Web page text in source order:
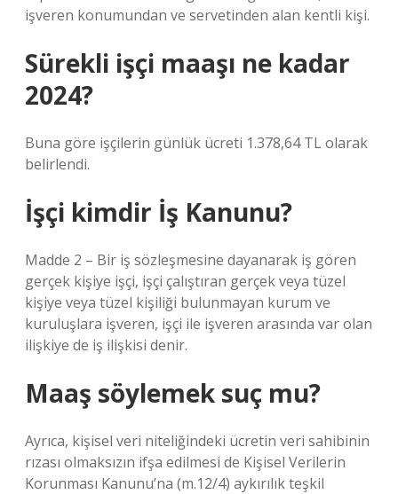
işveren konumundan ve servetinden alan kentli kişi.
Sürekli işçi maaşı ne kadar
2024?
Buna göre işçilerin günlük ücreti 1.378,64 TL olarak
belirlendi.
İşçi kimdir İş Kanunu?
Madde 2 – Bir iş sözleşmesine dayanarak iş gören
gerçek kişiye işçi, işçi çalıştıran gerçek veya tüzel
kişiye veya tüzel kişiliği bulunmayan kurum ve
kuruluşlara işveren, işçi ile işveren arasında var olan
ilişkiye de iş ilişkisi denir.
Maaş söylemek suç mu?
Ayrıca, kişisel veri niteliğindeki ücretin veri sahibinin
rızası olmaksızın ifşa edilmesi de Kişisel Verilerin
Korunması Kanunu’na (m.12/4) aykırılık teşkil